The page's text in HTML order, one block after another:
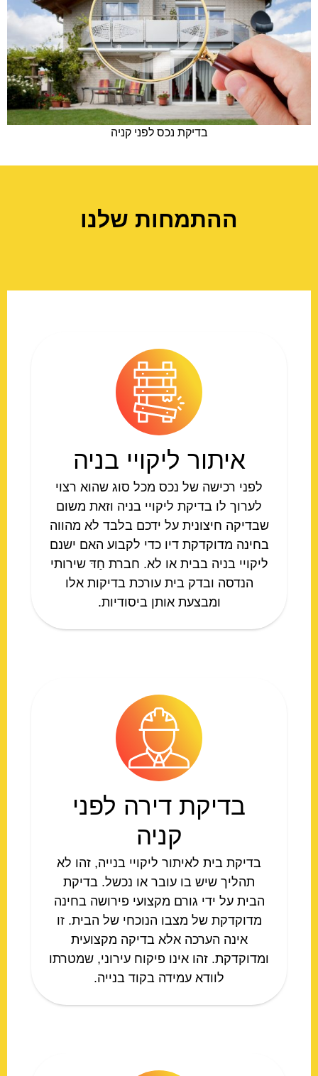
בדיקת נכס לפני קניה
ההתמחות שלנו
איתור ליקויי בניה
לפני רכישה של נכס מכל סוג שהוא רצוי
לערוך לו בדיקת ליקויי בניה וזאת משום
שבדיקה חיצונית על ידכם בלבד לא מהווה
בחינה מדוקדקת דיו כדי לקבוע האם ישנם
ליקויי בניה בבית או לא. חברת חַדּ שירותי
הנדסה ובדק בית עורכת בדיקות אלו
ומבצעת אותן ביסודיות.
בדיקת דירה לפני
קניה
בדיקת בית לאיתור ליקויי בנייה, זהו לא
תהליך שיש בו עובר או נכשל. בדיקת
הבית על ידי גורם מקצועי פירושה בחינה
מדוקדקת של מצבו הנוכחי של הבית. זו
אינה הערכה אלא בדיקה מקצועית
ומדוקדקת. זהו אינו פיקוח עירוני, שמטרתו
לוודא עמידה בקוד בנייה.